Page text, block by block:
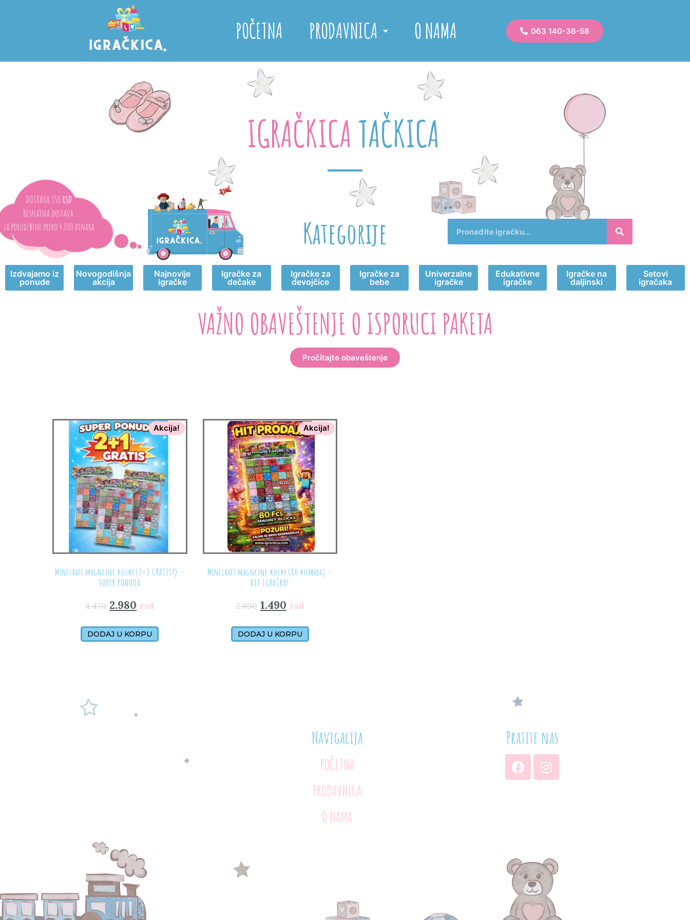
POČETNA PRODAVNICA O NAMA 063 140-36-58
IGRAČKICA TAČKICA
Kategorije
Izdvajamo iz
ponude
Novogodišnja
akcija
Najnovije
igračke
Igračke za
dečake
Igračke za
devojčice
Igračke za
bebe
Univerzalne
igračke
Edukativne
igračke
Igračke na
daljinski
Setovi
igračaka
VAŽNO OBAVEŠTENJE O ISPORUCI PAKETA
Pročitajte obaveštenje
Akcija!
Minecraft magnetne kocke(2+1 GRATIS!) –
SUPER PONUDA
4.470 2.980 rsd
DODAJ U KORPU
Akcija!
Minecraft magnetne kocke(80 komada) –
HIT IGRAČKA!
2.690 1.490 rsd
DODAJ U KORPU
Navigacija
POČETNA
PRODAVNICA
O NAMA
Pratite nas